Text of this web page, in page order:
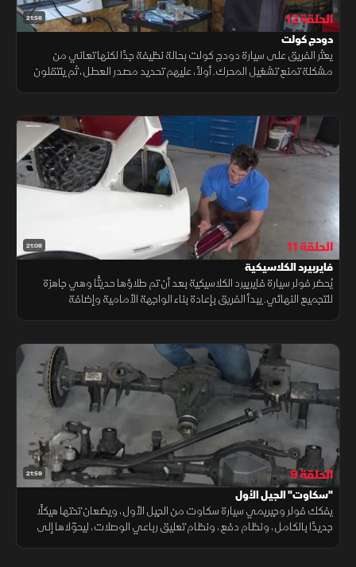
21:56 الحلقة 12
دودج كولت
يعثر الفريق على سيارة دودج كولت بحالة نظيفة جدًا لكنها تعاني من
مشكلة تمنع تشغيل المحرك. أولاً، عليهم تحديد مصدر العطل، ثم ينتقلون
21:08 الحلقة 11
فايربيرد الكلاسيكية
يُحضر فولر سيارة فايربيرد الكلاسيكية بعد أن تم طلاؤها حديثًا وهي جاهزة
للتجميع النهائي. يبدأ الفريق بإعادة بناء الواجهة الأمامية وإضافة
21:59 الحلقة 9
"سكاوت" الجيل الأول
يفكك فولر وجيريمي سيارة سكاوت من الجيل الأول، ويضعان تحتها هيكلًا
جديدًا بالكامل، ونظام دفع، ونظام تعليق رباعي الوصلات، ليحوّلاها إلى